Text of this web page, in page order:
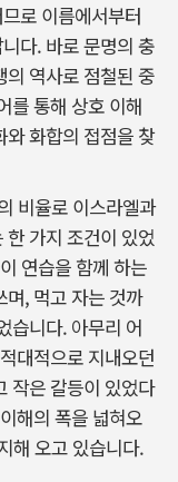
로 이름에서부터
다. 바로 문명의 충
역사로 점철된 중
를 통해 상호 이해
화합의 접점을 찾
비율로 이스라엘과
가지 조건이 있었
연습을 함께 하는
며, 먹고 자는 것까
습니다. 아무리 어
대적으로 지내오던
작은 갈등이 있었다
해의 폭을 넓혀오
해 오고 있습니다.